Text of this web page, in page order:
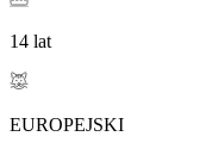
14 lat
EUROPEJSKI